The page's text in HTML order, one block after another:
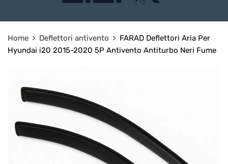
Home Deflettori antivento
FARAD Deflettori Aria Per
Hyundai i20 2015-2020 5P Antivento Antiturbo Neri Fume